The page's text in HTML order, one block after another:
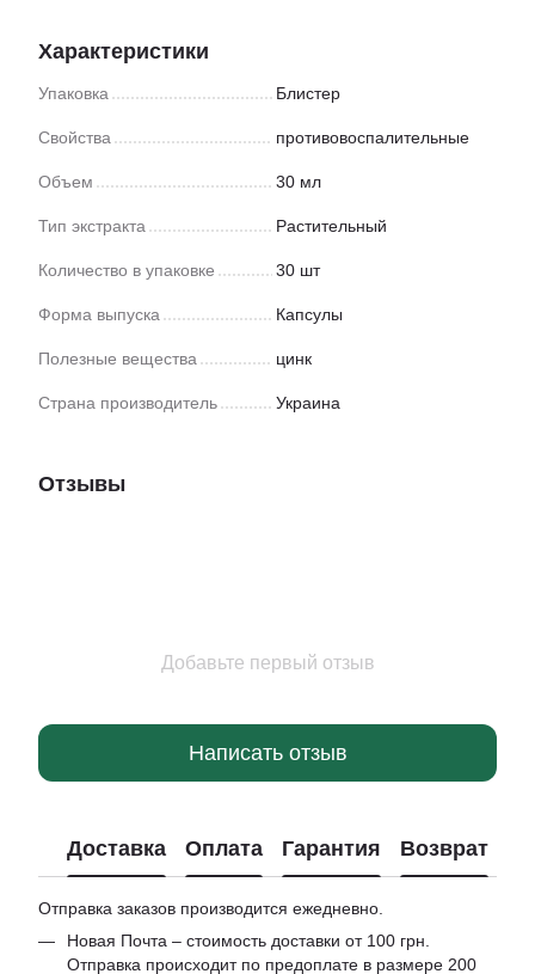
Характеристики
Упаковка Блистер
Свойства противовоспалительные
Объем 30 мл
Тип экстракта Растительный
Количество в упаковке 30 шт
Форма выпуска Капсулы
Полезные вещества цинк
Страна производитель Украина
Отзывы
Добавьте первый отзыв
Написать отзыв
Доставка Оплата Гарантия Возврат
Отправка заказов производится ежедневно.
Новая Почта – стоимость доставки от 100 грн.
Отправка происходит по предоплате в размере 200